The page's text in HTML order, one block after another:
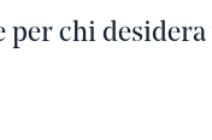
per chi